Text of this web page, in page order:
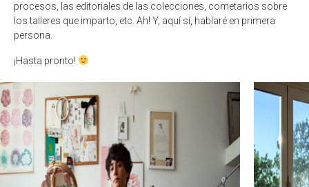
procesos, las editoriales de las colecciones, cometarios sobre
los talleres que imparto, etc. Ah! Y, aquí sí, hablaré en primera
persona.
¡Hasta pronto!